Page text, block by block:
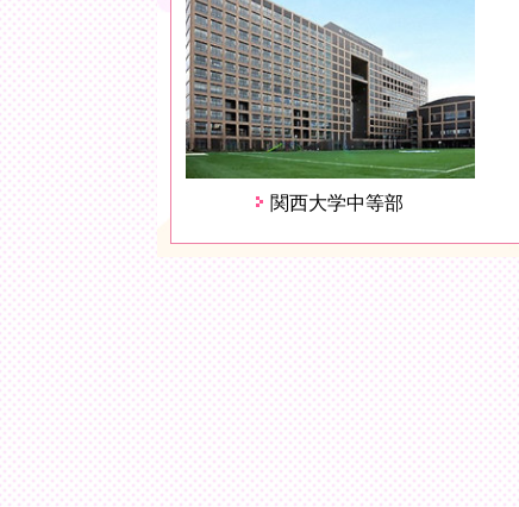
関西大学中等部